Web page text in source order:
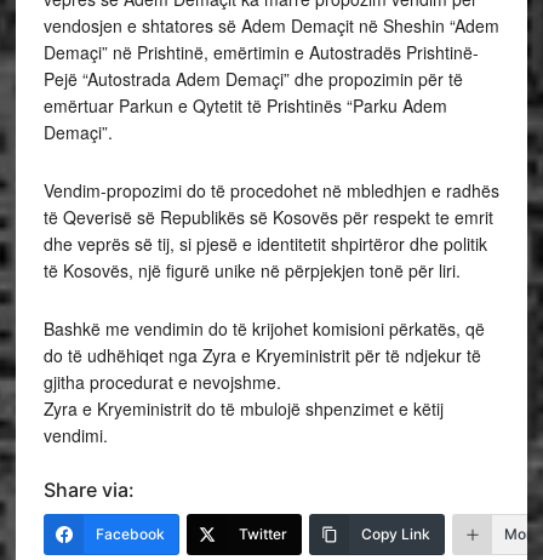
vendosjen e shtatores së Adem Demaçit në Sheshin “Adem
Demaçi” në Prishtinë, emërtimin e Autostradës Prishtinë-
Pejë “Autostrada Adem Demaçi” dhe propozimin për të
emërtuar Parkun e Qytetit të Prishtinës “Parku Adem
Demaçi”.
Vendim-propozimi do të procedohet në mbledhjen e radhës
të Qeverisë së Republikës së Kosovës për respekt te emrit
dhe veprës së tij, si pjesë e identitetit shpirtëror dhe politik
të Kosovës, një figurë unike në përpjekjen tonë për liri.
Bashkë me vendimin do të krijohet komisioni përkatës, që
do të udhëhiqet nga Zyra e Kryeministrit për të ndjekur të
gjitha procedurat e nevojshme.
Zyra e Kryeministrit do të mbulojë shpenzimet e këtij
vendimi.
Share via:
Facebook Twitter Copy Link More